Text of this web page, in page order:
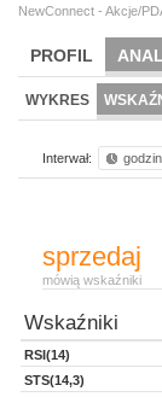
NewConnect - Akcje/
PROFIL
BR LAB
WYKRES
Interwał:
sprzedaj
mówią wskaźniki
Wskaźniki
RSI(14)
STS(14,3)